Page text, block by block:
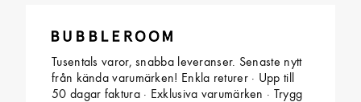
Tusentals varor, snabba leveranser. Senaste nytt
från kända varumärken! Enkla returer · Upp till
50 dagar faktura · Exklusiva varumärken · Trygg